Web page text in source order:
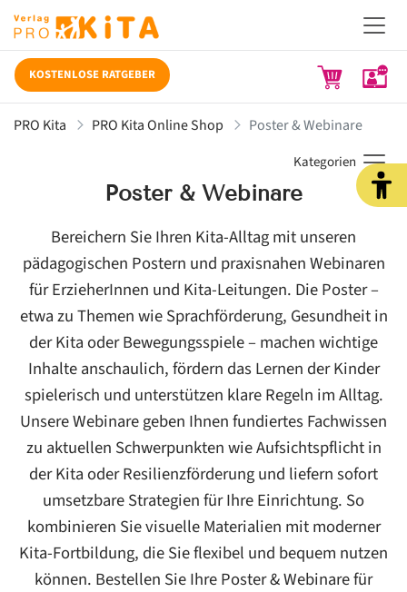
KOSTENLOSE RATGEBER
PRO Kita PRO Kita Online Shop Poster & Webinare
Poster & Webinare
Bereichern Sie Ihren Kita-Alltag mit unseren
pädagogischen Postern und praxisnahen Webinaren
für ErzieherInnen und Kita-Leitungen. Die Poster –
etwa zu Themen wie Sprachförderung, Gesundheit in
der Kita oder Bewegungsspiele – machen wichtige
Inhalte anschaulich, fördern das Lernen der Kinder
spielerisch und unterstützen klare Regeln im Alltag.
Unsere Webinare geben Ihnen fundiertes Fachwissen
zu aktuellen Schwerpunkten wie Aufsichtspflicht in
der Kita oder Resilienzförderung und liefern sofort
umsetzbare Strategien für Ihre Einrichtung. So
kombinieren Sie visuelle Materialien mit moderner
Kita-Fortbildung, die Sie flexibel und bequem nutzen
können. Bestellen Sie Ihre Poster & Webinare für
Kategorien